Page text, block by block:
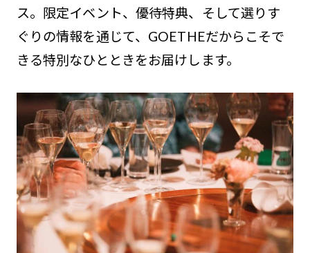
ス。限定イベント、優待特典、そして選りす
ぐりの情報を通じて、GOETHEだからこそで
きる特別なひとときをお届けします。